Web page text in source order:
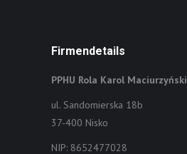
Firmendetails
PPHU Rola Karol Maciurzyński
ul. Sandomierska 18b
37-400 Nisko
NIP: 8652477028